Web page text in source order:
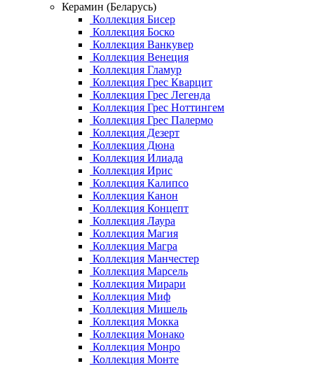
Керамин (Беларусь)
Коллекция Бисер
Коллекция Боско
Коллекция Ванкувер
Коллекция Венеция
Коллекция Гламур
Коллекция Грес Кварцит
Коллекция Грес Легенда
Коллекция Грес Ноттингем
Коллекция Грес Палермо
Коллекция Дезерт
Коллекция Дюна
Коллекция Илиада
Коллекция Ирис
Коллекция Калипсо
Коллекция Канон
Коллекция Концепт
Коллекция Лаура
Коллекция Магия
Коллекция Магра
Коллекция Манчестер
Коллекция Марсель
Коллекция Мирари
Коллекция Миф
Коллекция Мишель
Коллекция Мокка
Коллекция Монако
Коллекция Монро
Коллекция Монте